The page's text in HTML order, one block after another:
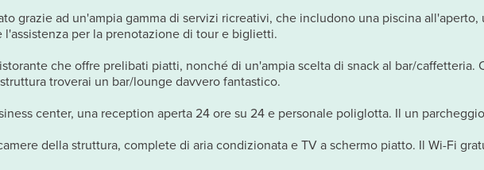
grazie ad un'ampia gamma di servizi ricreativi, che includono una piscina
per la prenotazione di tour e biglietti.
che offre prelibati piatti, nonché di un'ampia scelta di snack al bar/
troverai un bar/lounge davvero fantastico.
center, una reception aperta 24 ore su 24 e personale poliglotta. Il un
della struttura, complete di aria condizionata e TV a schermo piatto. Il Wi-Fi